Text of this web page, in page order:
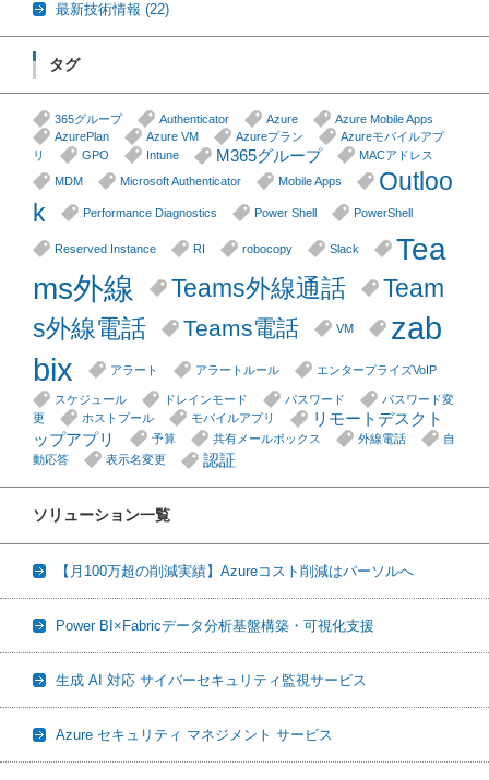
最新技術情報 (22)
タグ
365グループ Authenticator Azure
Azure Mobile Apps
AzurePlan
Azure VM Azureプラン
Azureモバイルアプ
リ
GPO Intune M365グループ
MACアドレス
MDM
Microsoft Authenticator Mobile Apps
Outloo
k
Performance Diagnostics Power Shell PowerShell
Reserved Instance RI robocopy Slack
Tea
ms外線
Teams外線通話
Team
s外線電話
Teams電話 VM
zab
bix
アラート アラートルール エンタープライズVoIP
スケジュール ドレインモード パスワード
パスワード変
更
ホストプール モバイルアプリ
リモートデスクト
ップアプリ
予算 共有メールボックス 外線電話
自
動応答
表示名変更 認証
ソリューション一覧
【月100万超の削減実績】Azureコスト削減はパーソルへ
Power BI×Fabricデータ分析基盤構築・可視化支援
生成 AI 対応 サイバーセキュリティ監視サービス
Azure セキュリティ マネジメント サービス